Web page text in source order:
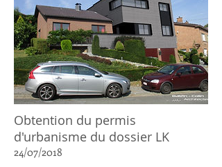
Obtention du permis
d'urbanisme du dossier LK
24/07/2018